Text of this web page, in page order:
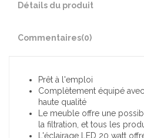
Détails du produit
Commentaires(0)
Prêt à l'emploi
Complètement équipé
haute qualité
Le meuble offre une
la filtration, et tous les
L'éclairage LED 20 watt